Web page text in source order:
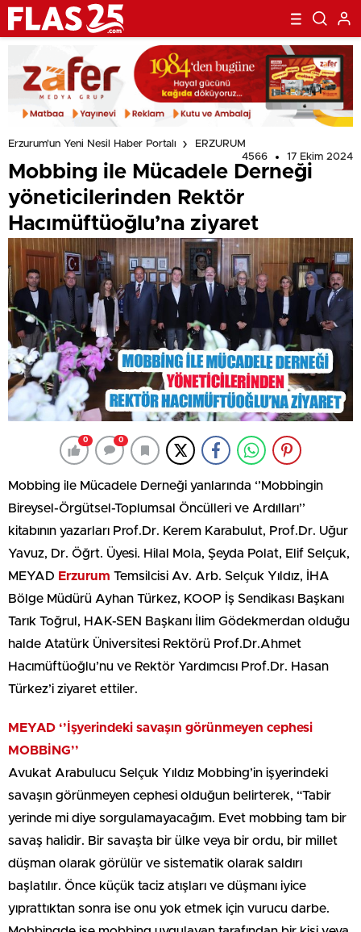
Erzurum'un Yeni Nesil Haber Portalı
ERZURUM
4566
17 Ekim 2024
Mobbing ile Mücadele Derneği
yöneticilerinden Rektör
Hacımüftüoğlu’na ziyaret
0 0
Mobbing ile Mücadele Derneği yanlarında ‘’Mobbingin
Bireysel-Örgütsel-Toplumsal Öncülleri ve Ardılları’’
kitabının yazarları Prof.Dr. Kerem Karabulut, Prof.Dr. Uğur
Yavuz, Dr. Öğrt. Üyesi. Hilal Mola, Şeyda Polat, Elif Selçuk,
MEYAD Erzurum Temsilcisi Av. Arb. Selçuk Yıldız, İHA
Bölge Müdürü Ayhan Türkez, KOOP İş Sendikası Başkanı
Tarık Toğrul, HAK-SEN Başkanı İlim Gödekmerdan olduğu
halde Atatürk Üniversitesi Rektörü Prof.Dr.Ahmet
Hacımüftüoğlu’nu ve Rektör Yardımcısı Prof.Dr. Hasan
Türkez’i ziyaret ettiler.
MEYAD ‘’İşyerindeki savaşın görünmeyen cephesi
MOBBİNG’’
Avukat Arabulucu Selçuk Yıldız Mobbing’in işyerindeki
savaşın görünmeyen cephesi olduğun belirterek, “Tabir
yerinde mi diye sorgulamayacağım. Evet mobbing tam bir
savaş halidir. Bir savaşta bir ülke veya bir ordu, bir millet
düşman olarak görülür ve sistematik olarak saldırı
başlatılır. Önce küçük taciz atışları ve düşmanı iyice
yıprattıktan sonra ise onu yok etmek için vurucu darbe.